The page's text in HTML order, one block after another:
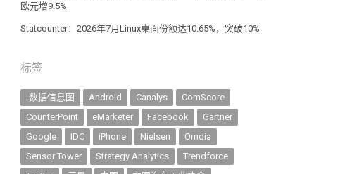
欧元增9.5%
Statcounter：2026年7月Linux桌面份额达10.65%，突破10%
标签
-数据信息图 Android Canalys
ComScore
CounterPoint
eMarketer Facebook
Gartner
Google
IDC iPhone Nielsen
Omdia
Sensor Tower
Strategy Analytics
Trendforce